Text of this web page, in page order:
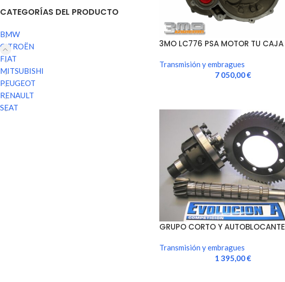
CATEGORÍAS DEL PRODUCTO
BMW
CITROËN
FIAT
MITSUBISHI
PEUGEOT
RENAULT
SEAT
3MO LC776 PSA MOTOR TU CAJA
Transmisión y embragues
7 050,00€
GRUPO CORTO Y AUTOBLOCANTE
Transmisión y embragues
1 395,00€